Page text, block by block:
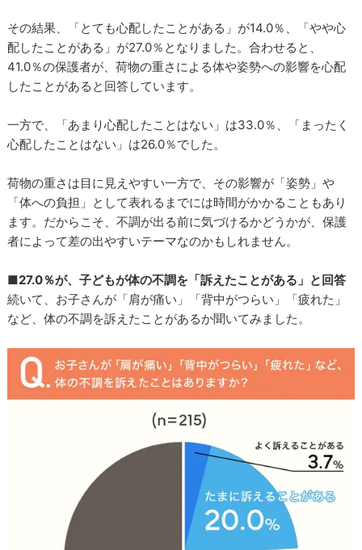
その結果、「とても心配したことがある」が14.0％、「やや心
配したことがある」が27.0％となりました。合わせると、
41.0％の保護者が、荷物の重さによる体や姿勢への影響を心配
したことがあると回答しています。
一方で、「あまり心配したことはない」は33.0％、「まったく
心配したことはない」は26.0％でした。
荷物の重さは目に見えやすい一方で、その影響が「姿勢」や
「体への負担」として表れるまでには時間がかかることもあり
ます。だからこそ、不調が出る前に気づけるかどうかが、保護
者によって差の出やすいテーマなのかもしれません。
■27.0％が、子どもが体の不調を「訴えたことがある」と回答
続いて、お子さんが「肩が痛い」「背中がつらい」「疲れた」
など、体の不調を訴えたことがあるか聞いてみました。